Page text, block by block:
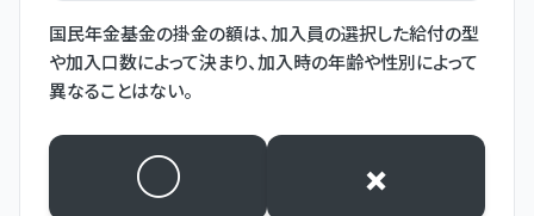
国民年金基金の掛金の額は、加入員の選択した給付の型
や加入口数によって決まり、加入時の年齢や性別によって
異なることはない。
○ ×